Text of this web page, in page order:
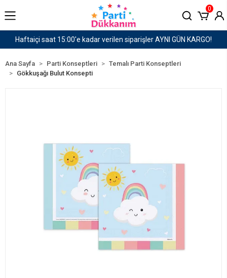
GÜN KARGO! 1500 TL ve Üzeri Kargo
0
Ana Sayfa Parti Konseptleri
Temalı Parti Konseptleri
Gökkuşağı Bulut Konsepti